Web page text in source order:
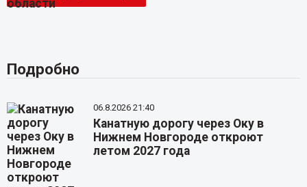
Подробно
06.8.2026 21:40
Канатную дорогу через Оку в
Нижнем Новгороде откроют
летом 2027 года